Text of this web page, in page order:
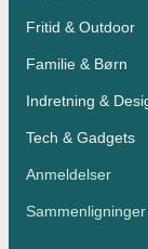
Fritid & Outdoor
Familie & Børn
Indretning &
Tech & Gadgets
Anmeldelser
Sammenligninger